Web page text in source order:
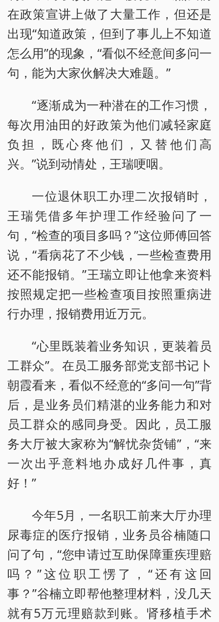
在政策宣讲上做了大量工作，但还是
出现“知道政策，但到了事儿上不知道
怎么用”的现象，“看似不经意间多问一
句，能为大家伙解决大难题。”
“逐渐成为一种潜在的工作习惯，
每次用油田的好政策为他们减轻家庭
负担，既心疼他们，又替他们高
兴。”说到动情处，王瑞哽咽。
一位退休职工办理二次报销时，
王瑞凭借多年护理工作经验问了一
句，“检查的项目多吗？”这位师傅回答
说，“看病花了不少钱，一些检查费用
还不能报销。”王瑞立即让他拿来资料
按照规定把一些检查项目按照重病进
行办理，报销费用近万元。
“心里既装着业务知识，更装着员
工群众”。在员工服务部党支部书记卜
朝霞看来，看似不经意的“多问一句”背
后，是业务员们精湛的业务能力和对
员工群众的感同身受。因此，员工服
务大厅被大家称为“解忧杂货铺”，“来
一次出乎意料地办成好几件事，真
好！”
今年5月，一名职工前来大厅办理
尿毒症的医疗报销，业务员谷楠随口
问了句，“您申请过互助保障重疾理赔
吗？”这位职工愣了，“还有这回
事？”谷楠立即帮他整理材料，没几天
就有5万元理赔款到账。肾移植手术